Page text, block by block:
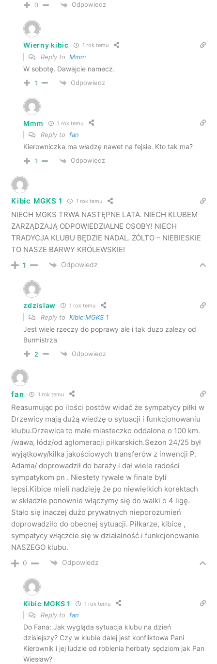
0 Odpowiedz
Wierny kibic 1 rok temu
Reply toMmm
W sobotę. Dawajcie namecz.
1 Odpowiedz
Mmm 1 rok temu
Reply tofan
Kierowniczka ma władzę nawet na fejsie. Kto tak ma?
1 Odpowiedz
Kibic MGKS 1 1 rok temu
NIECH MGKS TRWA NASTĘPNE LATA. NIECH KLUBEM
ZARZĄDZAJĄ ODPOWIEDZIALNE OSOBY! NIECH
TRADYCJA KLUBU BĘDZIE NADAL. ŻÓLTO – NIEBIESKIE
TO NASZE BARWY KRÓLEWSKIE!
1 Odpowiedz
zdzislaw 1 rok temu
Reply toKibic MGKS 1
Jest wiele rzeczy do poprawy ale i tak duzo zalezy od
Burmistrza
2 Odpowiedz
fan 1 rok temu
Reasumując po ilości postów widać że sympatycy piłki w
Drzewicy mają dużą wiedzę o sytuacji i funkcjonowaniu
klubu.Drzewica to małe miasteczko oddalone o 100 km.
/wawa, łódz/od aglomeracji piłkarskich.Sezon 24/25 był
wyjątkowy/kilka jakościowych transferów z inwencji P.
Adama/ doprowadził do baraży i dał wiele radości
sympatykom pn . Niestety rywale w finale byli
lepsi.Kibice mieli nadzieję że po niewielkich korektach
w składzie ponownie włączymy się do walki o 4 ligę.
Stało się inaczej dużo prywatnych nieporozumień
doprowadziło do obecnej sytuacji. Piłkarze, kibice ,
sympatycy włączcie się w działalność i funkcjonowanie
NASZEGO klubu.
0 Odpowiedz
Kibic MGKS 1 1 rok temu
Reply tofan
Do Fana: Jak wygląda sytuacja klubu na dzień
dzisiejszy? Czy w klubie dalej jest konfliktowa Pani
Kierownik i jej ludzie od robienia herbaty sędziom jak Pan
Wiesław?